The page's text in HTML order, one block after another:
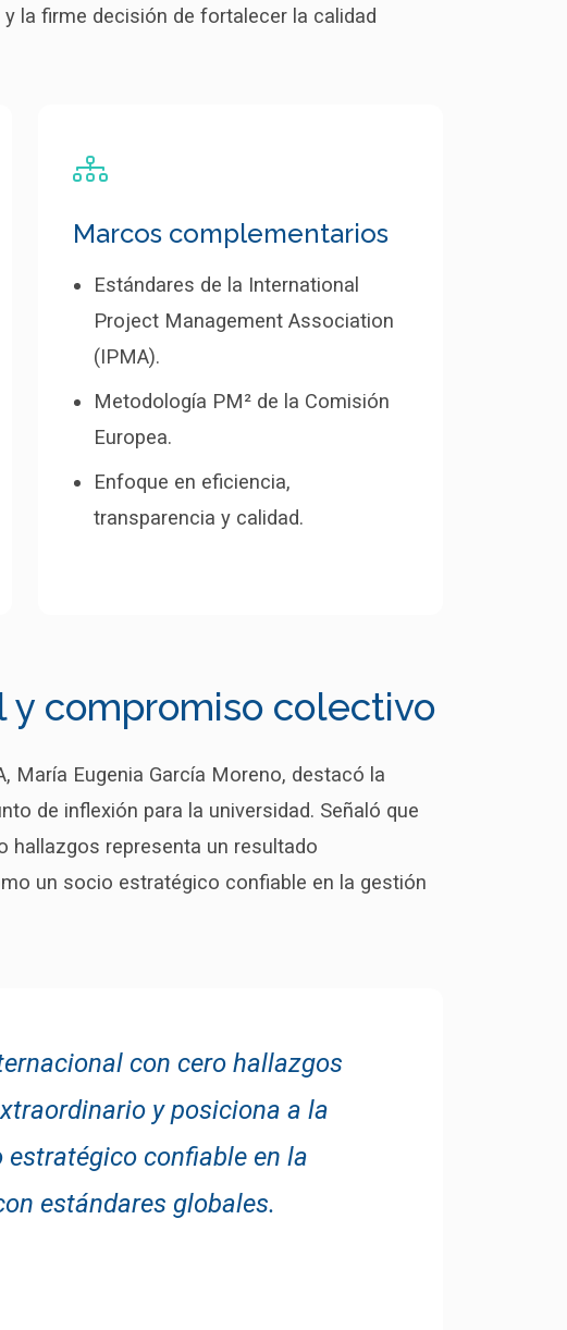
la firme decisión de fortalecer la calidad
Marcos complementarios
Estándares de la International
Project Management Association
(IPMA).
Metodología PM² de la Comisión
Europea.
Enfoque en eficiencia,
transparencia y calidad.
y compromiso colectivo
María Eugenia García Moreno, destacó la
de inflexión para la universidad. Señaló que
hallazgos representa un resultado
un socio estratégico confiable en la gestión
con cero hallazgos
y posiciona a la
confiable en la
estándares globales.